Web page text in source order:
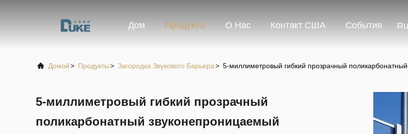
Дом Продукты О Нас Контакт США События
Домой> Продукты> Загородка Звукового Барьера> 5-миллиметровый гибкий прозрачный
5-миллиметровый гибкий прозрачный
поликарбонатный звуконепроницаемый